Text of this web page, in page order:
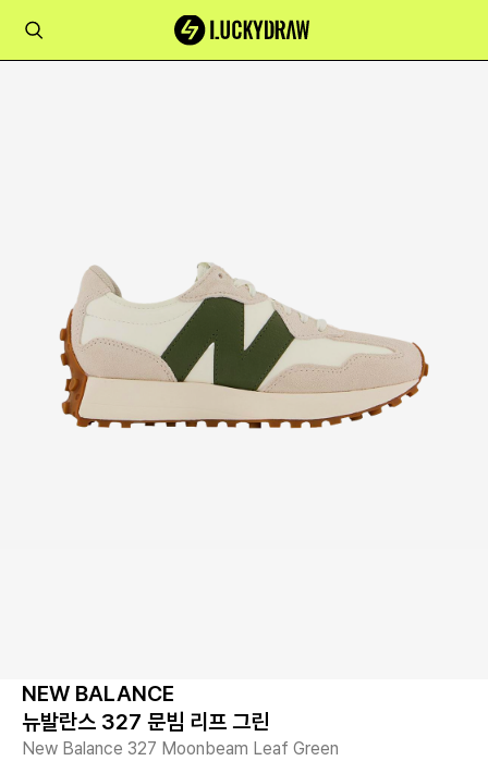
NEW BALANCE
뉴발란스 327 문빔 리프 그린
New Balance 327 Moonbeam Leaf Green